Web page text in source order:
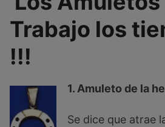
Trabajo los
!!!
1. Amuleto de la
Se dice que atrae